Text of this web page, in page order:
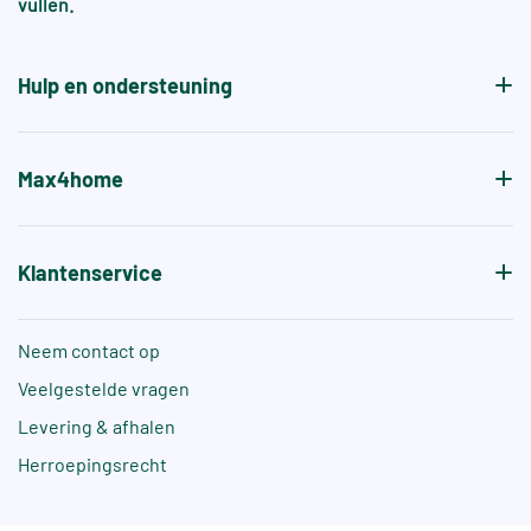
aanvullende normen, zoals +A of +B, die specifiek
Hulp en ondersteuning
Max4home
Klantenservice
Neem contact op
Veelgestelde vragen
Levering & afhalen
Herroepingsrecht